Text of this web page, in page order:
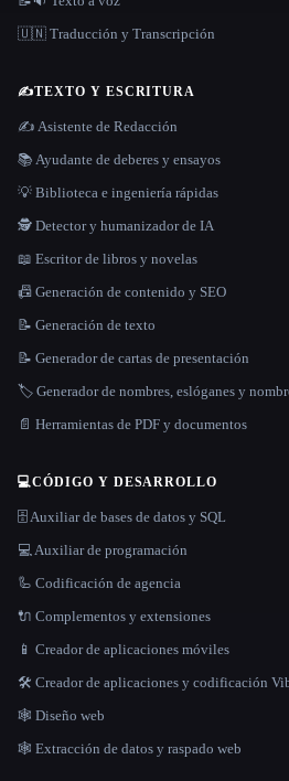
🇺🇳 Traducción y Transcripción
✍️TEXTO Y ESCRITURA
✍️ Asistente de Redacción
📚 Ayudante de deberes y ensayos
💡 Biblioteca e ingeniería rápidas
🕵️ Detector y humanizador de IA
📖 Escritor de libros y novelas
📠 Generación de contenido y SEO
📝 Generación de texto
📝 Generador de cartas de presentación
🏷️ Generador de nombres, eslóganes y
📄 Herramientas de PDF y documentos
💻CÓDIGO Y DESARROLLO
🗄️ Auxiliar de bases de datos y SQL
💻 Auxiliar de programación
🦾 Codificación de agencia
🔌 Complementos y extensiones
📱 Creador de aplicaciones móviles
🛠️ Creador de aplicaciones y codificación
🕸 Diseño web
🕸️ Extracción de datos y raspado web